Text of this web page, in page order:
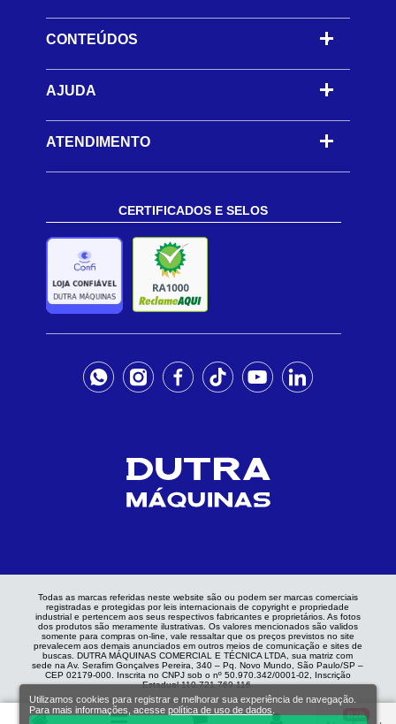
B2B
CONTEÚDOS -
AJUDA -
ATENDIMENTO
CERTIFICADOS E SELOS
Todas as marcas referidas neste website são ou podem ser marcas comerciais
registradas e protegidas por leis internacionais de copyright e propriedade
industrial e pertencem aos seus respectivos fabricantes e proprietários. As fotos
dos produtos são meramente ilustrativas. Os valores mencionados são validos
somente para compras on-line, vale ressaltar que os preços previstos no site
prevalecem aos demais anunciados em outros meios de comunicação e sites de
buscas. DUTRA MÁQUINAS COMERCIAL E TÉCNICA LTDA, sua matriz com
sede na Av. Serafim Gonçalves Pereira, 340 – Pq. Novo Mundo, São Paulo/SP –
CEP 02179-000. Inscrita no CNPJ sob o nº 50.970.342/0001-02, Inscrição
Estadual 110.721.769.116.
Utilizamos cookies para registrar e melhorar sua experiência de navegação.
Para mais informações, acessepolítica de uso de dados